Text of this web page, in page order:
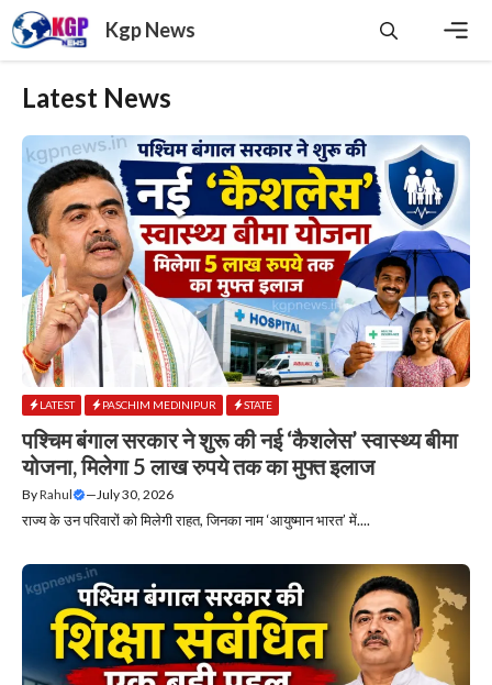
Skip
to
content
Kgp News
Latest News
LATEST PASCHIM MEDINIPUR STATE
पश्चिम बंगाल सरकार ने शुरू की नई ‘कैशलेस’ स्वास्थ्य बीमा
योजना, मिलेगा 5 लाख रुपये तक का मुफ्त इलाज
ByRahul —July 30, 2026
​राज्य के उन परिवारों को मिलेगी राहत, जिनका नाम ‘आयुष्मान भारत’ में....